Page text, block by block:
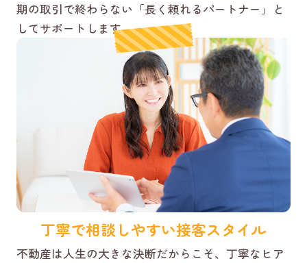
期の取引で終わらない「長く頼れるパートナー」と
してサポートします。
丁寧で相談しやすい接客スタイル
不動産は人生の大きな決断だからこそ、丁寧なヒア